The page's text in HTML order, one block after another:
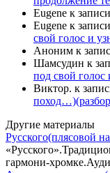
Eugene к записи
Eugene к записи
свой голос и
Аноним к
Шамсудин к
под свой голос
Виктор. к
Другие материалы
Русского(плясовой
гармони-